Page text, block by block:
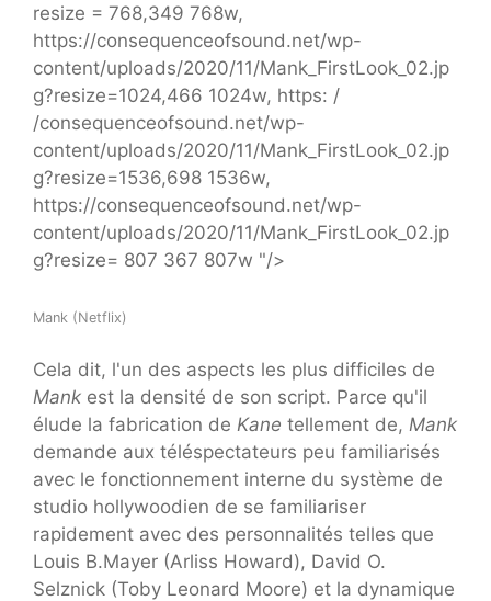
resize = 768,349 768w,
https://consequenceofsound.net/wp-
content/uploads/2020/11/Mank_FirstLook_02.jp
g?resize=1024,466 1024w, https: /
/consequenceofsound.net/wp-
content/uploads/2020/11/Mank_FirstLook_02.jp
g?resize=1536,698 1536w,
https://consequenceofsound.net/wp-
content/uploads/2020/11/Mank_FirstLook_02.jp
g?resize= 807 367 807w "/>
Mank (Netflix)
Cela dit, l'un des aspects les plus difficiles de
Mank est la densité de son script. Parce qu'il
élude la fabrication de Kane tellement de, Mank
demande aux téléspectateurs peu familiarisés
avec le fonctionnement interne du système de
studio hollywoodien de se familiariser
rapidement avec des personnalités telles que
Louis B.Mayer (Arliss Howard), David O.
Selznick (Toby Leonard Moore) et la dynamique